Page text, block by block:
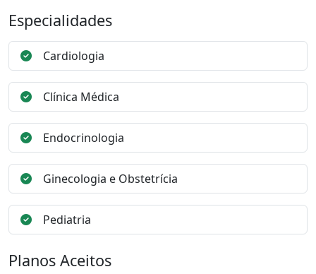
Especialidades
Cardiologia
Clínica Médica
Endocrinologia
Ginecologia e Obstetrícia
Pediatria
Planos Aceitos